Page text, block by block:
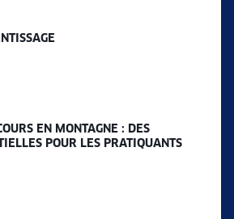
EN MONTAGNE : DES
POUR LES PRATIQUANTS